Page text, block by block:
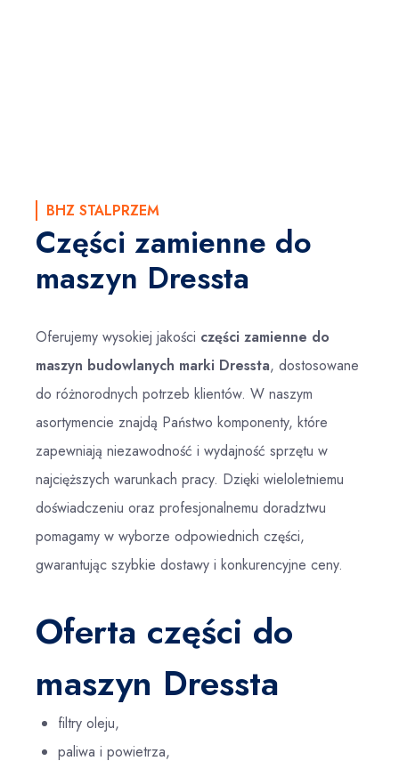
BHZ STALPRZEM
Części zamienne do
maszyn Dressta
Oferujemy wysokiej jakości części zamienne do
maszyn budowlanych marki Dressta, dostosowane
do różnorodnych potrzeb klientów. W naszym
asortymencie znajdą Państwo komponenty, które
zapewniają niezawodność i wydajność sprzętu w
najcięższych warunkach pracy. Dzięki wieloletniemu
doświadczeniu oraz profesjonalnemu doradztwu
pomagamy w wyborze odpowiednich części,
gwarantując szybkie dostawy i konkurencyjne ceny.
Oferta części do
maszyn Dressta
filtry oleju,
paliwa i powietrza,